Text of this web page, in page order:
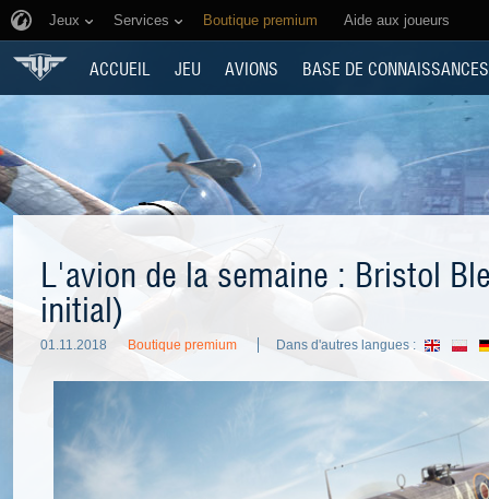
Jeux Services Boutique premium Aide aux joueurs
ACCUEIL JEU AVIONS BASE DE CONNAISSANCES
L'avion de la semaine : Bristol
initial)
01.11.2018 Boutique premium Dans d'autres langues :